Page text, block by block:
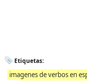
Etiquetas:
imagenes de verbos en